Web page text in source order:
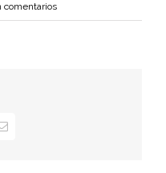
comentarios
Correo